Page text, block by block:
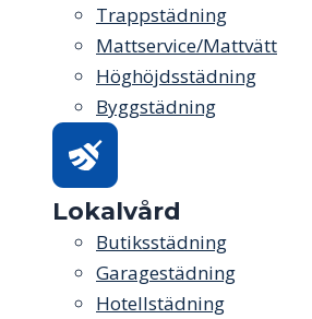
Trappstädning
Mattservice/Mattvätt
Höghöjdsstädning
Byggstädning
Lokalvård
Butiksstädning
Garagestädning
Hotellstädning